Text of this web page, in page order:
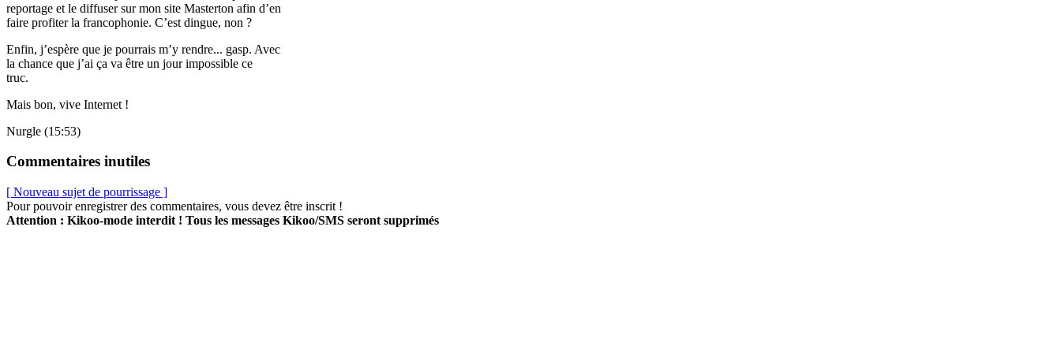
reportage et le diffuser sur mon site Masterton afin d’en
faire profiter la francophonie. C’est dingue, non ?
Enfin, j’espère que je pourrais m’y rendre... gasp. Avec
la chance que j’ai ça va être un jour impossible ce
truc.
Mais bon, vive Internet !
Nurgle (15:53)
Commentaires inutiles
[ Nouveau sujet de pourrissage ]
Pour pouvoir enregistrer des commentaires, vous devez être inscrit !
Attention : Kikoo-mode interdit ! Tous les messages Kikoo/SMS seront supprimés